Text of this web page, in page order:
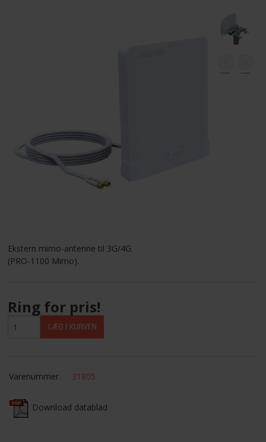
BETINGELSER
NYHEDER
ANMOD OM ADGANG
Ekstern mimo-antenne til 3G/4G.
(PRO-1100 Mimo).
Ring for pris!
Varenummer 31805
Download datablad